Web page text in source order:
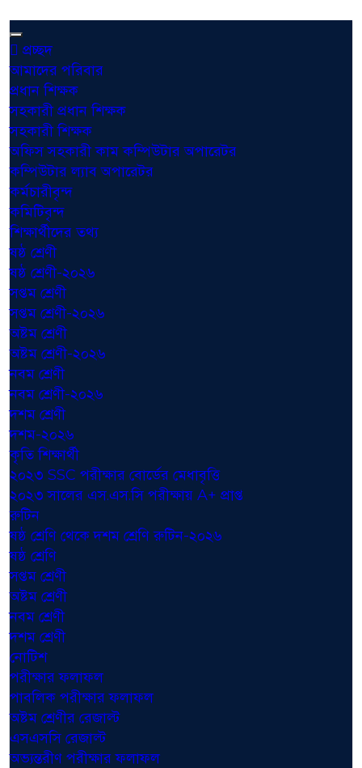
প্রচ্ছদ
আমাদের পরিবার
প্রধান শিক্ষক
সহকারী প্রধান শিক্ষক
সহকারী শিক্ষক
অফিস সহকারী কাম কম্পিউটার অপারেটর
কম্পিউটার ল্যাব অপারেটর
কর্মচারীবৃন্দ
কমিটিবৃন্দ
শিক্ষার্থীদের তথ্য
ষষ্ঠ শ্রেণী
ষষ্ঠ শ্রেণী-২০২৬
সপ্তম শ্রেণী
সপ্তম শ্রেণী-২০২৬
অষ্টম শ্রেণী
অষ্টম শ্রেণী-২০২৬
নবম শ্রেণী
নবম শ্রেণী-২০২৬
দশম শ্রেণী
দশম-২০২৬
কৃতি শিক্ষার্থী
২০২৩ SSC পরীক্ষার বোর্ডের মেধাবৃত্তি
২০২৩ সালের এস.এস.সি পরীক্ষায় A+ প্রাপ্ত
রুটিন
ষষ্ঠ শ্রেণি থেকে দশম শ্রেণি রুটিন-২০২৬
ষষ্ঠ শ্রেণি
সপ্তম শ্রেণী
অষ্টম শ্রেণী
নবম শ্রেণী
দশম শ্রেণী
নোটিশ
পরীক্ষার ফলাফল
পাবলিক পরীক্ষার ফলাফল
অষ্টম শ্রেণীর রেজাল্ট
এসএসসি রেজাল্ট
অভ্যন্তরীণ পরীক্ষার ফলাফল